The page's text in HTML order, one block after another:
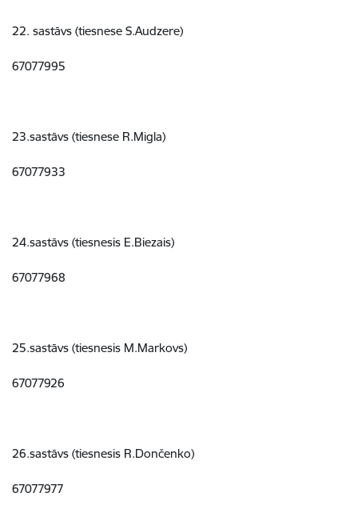
22. sastāvs (tiesnese S.Audzere)
67077995
23.sastāvs (tiesnese R.Migla)
67077933
24.sastāvs (tiesnesis E.Biezais)
67077968
25.sastāvs (tiesnesis M.Markovs)
67077926
26.sastāvs (tiesnesis R.Dončenko)
67077977